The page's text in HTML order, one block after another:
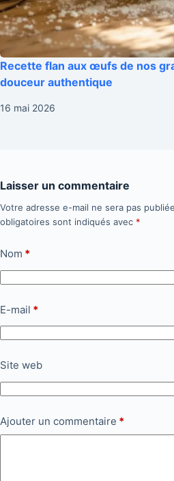
Recette flan aux œufs de nos
douceur authentique
16 mai 2026
Laisser un commentaire
Votre adresse e-mail ne sera pas
obligatoires sont indiqués avec *
Nom *
E-mail *
Site web
Ajouter un commentaire *